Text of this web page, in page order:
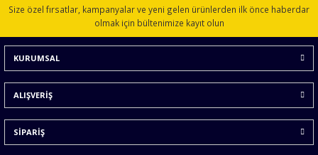
Ürün açıklamasında eksik bilgiler bulunuyor.
Ürün bilgilerinde hatalar bulunuyor.
Ürün fiyatı diğer sitelerden daha pahalı.
Bu ürüne benzer farklı alternatifler olmalı.
Size özel fırsatlar, kampanyalar ve yeni gelen ürünlerden ilk önce haberdar
olmak için bültenimize kayıt olun
KURUMSAL
ALIŞVERİŞ
SİPARİŞ